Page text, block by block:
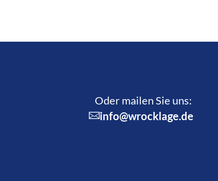
Oder mailen Sie uns:
info@wrocklage.de